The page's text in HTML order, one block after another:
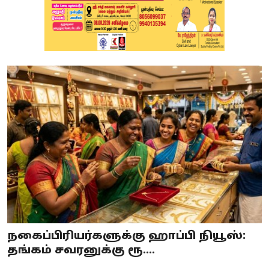
நகைப்பிரியர்களுக்கு ஹாப்பி நியூஸ்:
தங்கம் சவரனுக்கு ரூ....